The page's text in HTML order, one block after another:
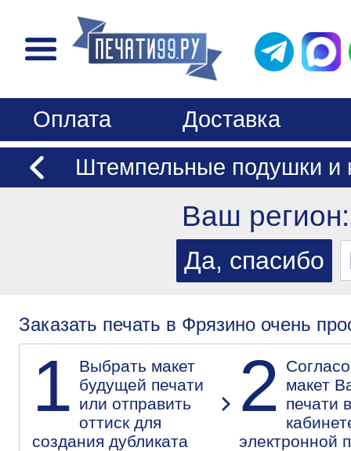
Оплата
Доставка
Штемпельные подушки и
Ваш
Заказать печать в Фрязино очень
1 Выбрать макет
будущей печати
или отправить
оттиск для
создания дубликата
2
макет
печати
электронной